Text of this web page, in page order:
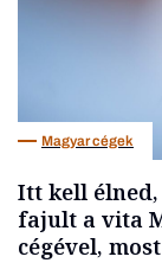
Magyar cégek
Itt kell
fajult a vita
cégével,